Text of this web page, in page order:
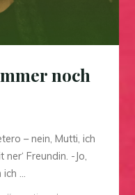
noch
– nein, Mutti, ich
Freundin. -Jo,
…